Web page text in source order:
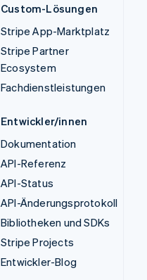
Custom-Lösungen
Stripe App-Marktplatz
Stripe Partner
Ecosystem
Fachdienstleistungen
Entwickler/innen
Dokumentation
API-Referenz
API-Status
API-Änderungsprotokoll
Bibliotheken und SDKs
Stripe Projects
Entwickler-Blog